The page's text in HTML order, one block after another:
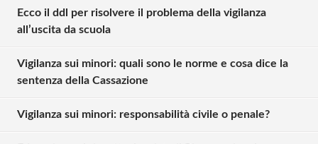
Ecco il ddl per risolvere il problema della vigilanza
all’uscita da scuola
Vigilanza sui minori: quali sono le norme e cosa dice la
sentenza della Cassazione
Vigilanza sui minori: responsabilità civile o penale?